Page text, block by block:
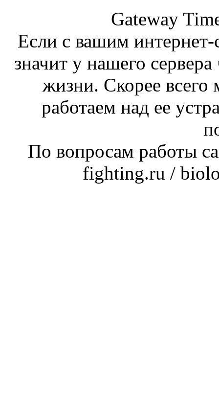
Gateway
Если с вашим интернет-
значит у нашего
жизни. Скорее
работаем над ее
По вопросам работы
fighting.ru /